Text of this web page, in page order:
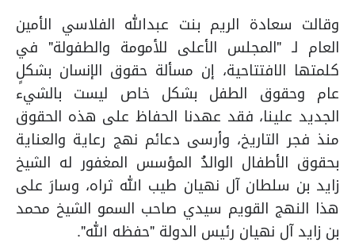
وقالت سعادة الريم بنت عبدالله الفلاسي الأمين
العام لـ "المجلس الأعلى للأمومة والطفولة" في
كلمتها الافتتاحية، إن مسألة حقوق الإنسان بشكلٍ
عام وحقوق الطفل بشكل خاص ليست بالشيء
الجديد علينا، فقد عهدنا الحفاظ على هذه الحقوق
منذ فجر التاريخ، وأرسى دعائم نهج رعاية والعناية
بحقوق الأطفال الوالدُ المؤسس المغفور له الشيخ
زايد بن سلطان آل نهيان طيب الله ثراه، وسارَ على
هذا النهج القويم سيدي صاحب السمو الشيخ محمد
بن زايد آل نهيان رئيس الدولة "حفظه الله".